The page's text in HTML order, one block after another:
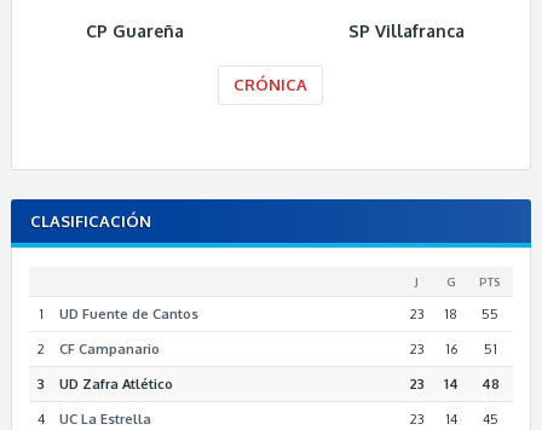
CP Guareña SP Villafranca
CRÓNICA
CLASIFICACIÓN
J G PTS
1 UD Fuente de Cantos 23 18 55
2 CF Campanario 23 16 51
3 UD Zafra Atlético 23 14 48
4 UC La Estrella 23 14 45